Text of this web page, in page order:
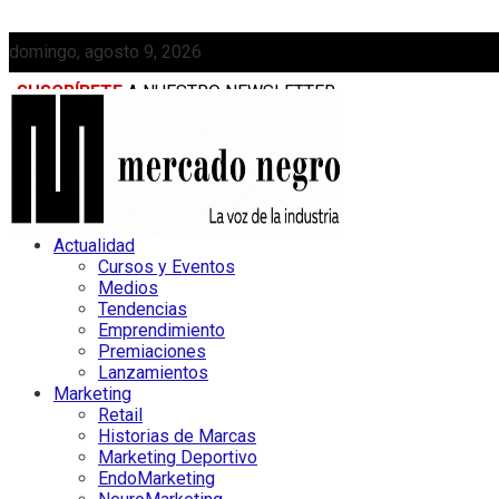
domingo, agosto 9, 2026
SUSCRÍBETE A NUESTRO NEWSLETTER
MEDIAKIT
Actualidad
Cursos y Eventos
Medios
Tendencias
Emprendimiento
Premiaciones
Lanzamientos
Marketing
Retail
Historias de Marcas
Marketing Deportivo
EndoMarketing